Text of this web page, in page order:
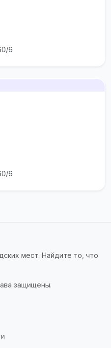
6
6
мест. Найдите то, что
защищены.